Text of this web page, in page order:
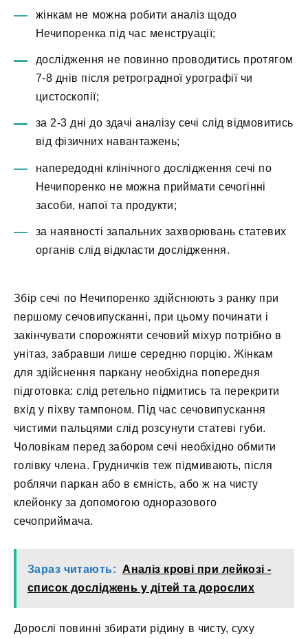
жінкам не можна робити аналіз щодо
Нечипоренка під час менструації;
дослідження не повинно проводитись протягом
7-8 днів після ретроградної урографії чи
цистоскопії;
за 2-3 дні до здачі аналізу сечі слід відмовитись
від фізичних навантажень;
напередодні клінічного дослідження сечі по
Нечипоренко не можна приймати сечогінні
засоби, напої та продукти;
за наявності запальних захворювань статевих
органів слід відкласти дослідження.
Збір сечі по Нечипоренко здійснюють з ранку при
першому сечовипусканні, при цьому починати і
закінчувати спорожняти сечовий міхур потрібно в
унітаз, забравши лише середню порцію. Жінкам
для здійснення паркану необхідна попередня
підготовка: слід ретельно підмитись та перекрити
вхід у піхву тампоном. Під час сечовипускання
чистими пальцями слід розсунути статеві губи.
Чоловікам перед забором сечі необхідно обмити
голівку члена. Грудничків теж підмивають, після
роблячи паркан або в ємність, або ж на чисту
клейонку за допомогою одноразового
сечоприймача.
Зараз читають:
Аналіз крові при лейкозі -
список досліджень у дітей та дорослих
Дорослі повинні збирати рідину в чисту, суху